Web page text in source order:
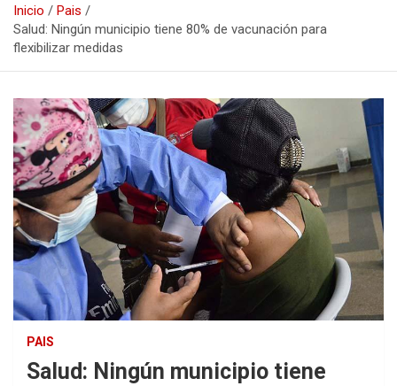
Inicio
Pais
Salud: Ningún municipio tiene 80% de vacunación para
flexibilizar medidas
PAIS
Salud: Ningún municipio tiene